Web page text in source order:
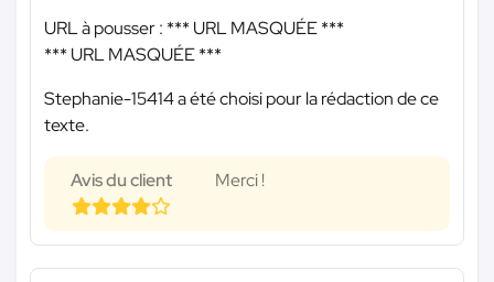
URL à pousser : *** URL MASQUÉE ***
*** URL MASQUÉE ***
Stephanie-15414 a été choisi pour la rédaction de ce
texte.
Avis du client Merci !